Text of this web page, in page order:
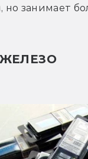
но занимает